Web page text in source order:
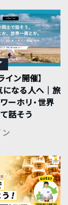
イン開催】
になる人へ｜旅
ーホリ・世界
話そう